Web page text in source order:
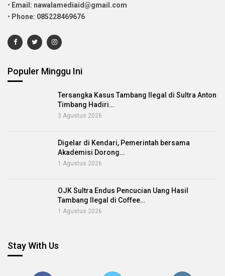
• Email: nawalamediaid@gmail.com
• Phone: 085228469676
Populer Minggu Ini
Tersangka Kasus Tambang Ilegal di Sultra Anton
Timbang Hadiri…
3 Agustus 2026
Digelar di Kendari, Pemerintah bersama
Akademisi Dorong…
1 Agustus 2026
OJK Sultra Endus Pencucian Uang Hasil
Tambang Ilegal di Coffee…
1 Agustus 2026
Stay With Us